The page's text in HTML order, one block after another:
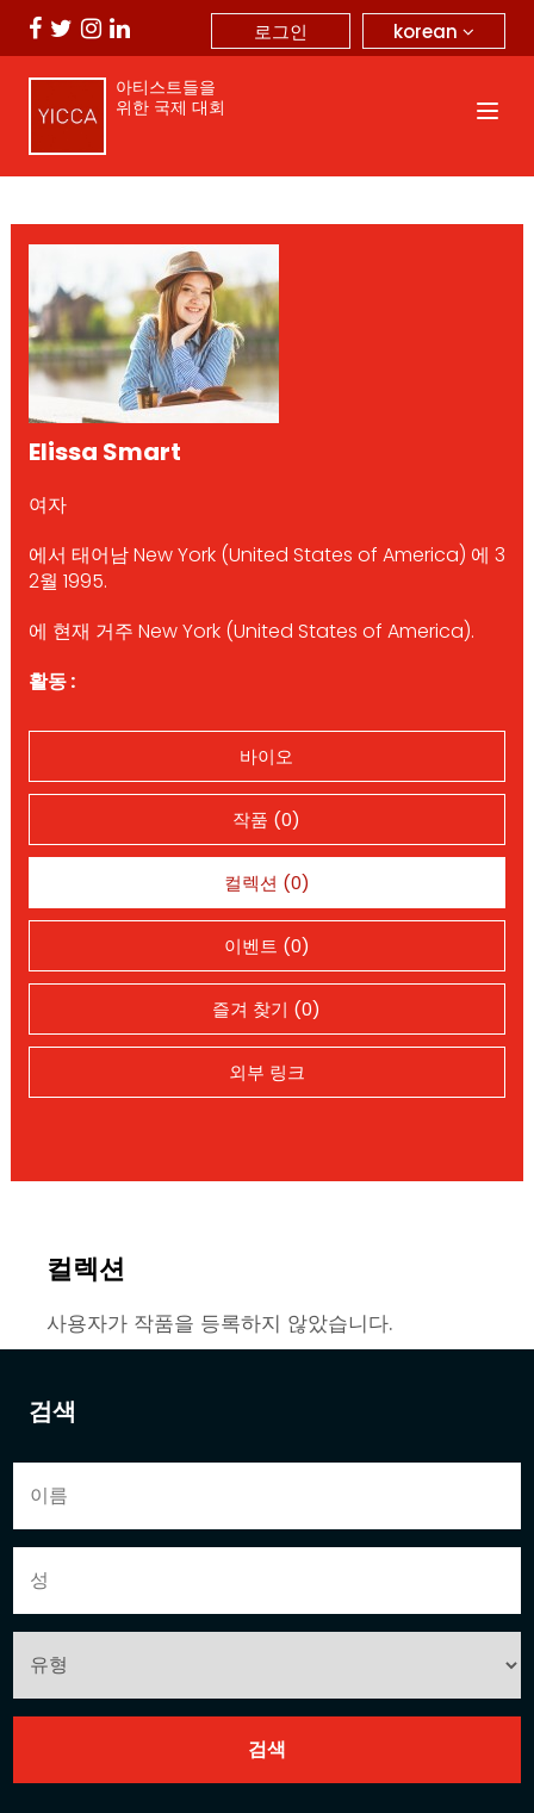
korean
로그인
아티스트들을
위한 국제 대회
검색
Elissa Smart
여자
에서 태어남 New York (United States of America) 에 3
2월 1995.
에 현재 거주 New York (United States of America).
활동 :
바이오
작품 (0)
컬렉션 (0)
이벤트 (0)
즐겨 찾기 (0)
외부 링크
컬렉션
사용자가 작품을 등록하지 않았습니다.